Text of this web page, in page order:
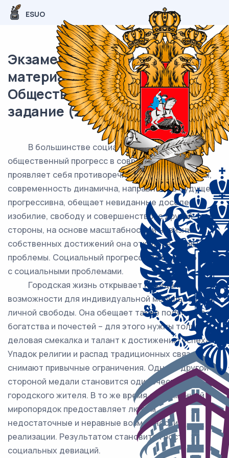
ESUO
Экзаменационный (типовой)
материал ЕГЭ /
Обществознание / 17-20
задание (24) / 62
В большинстве социальных явлений
общественный прогресс в современном мире
проявляет себя противоречиво: с одной стороны,
современность динамична, направлена в будущее,
прогрессивна, обещает невиданные доселе
изобилие, свободу и совершенство; с другой
стороны, на основе масштабности и новизны
собственных достижений она открывает новые
проблемы. Социальный прогресс идёт рука об руку
с социальными проблемами.
Городская жизнь открывает невиданные
возможности для индивидуальной мобильности и
личной свободы. Она обещает также получение
богатства и почестей – для этого нужны только
деловая смекалка и талант к достижению успеха.
Упадок религии и распад традиционных связей
снимают привычные ограничения. Однако другой
стороной медали становится одиночество
городского жителя. В то же время современный
миропорядок предоставляет людям
недостаточные и неравные возможности
реализации. Результатом становится рост
социальных девиаций.